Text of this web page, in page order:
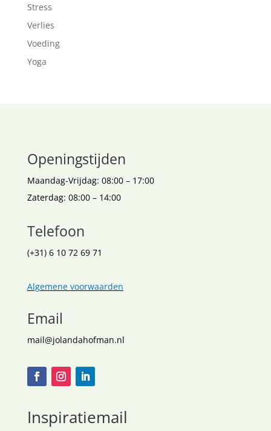
Stress
Verlies
Voeding
Yoga
Openingstijden
Maandag-Vrijdag: 08:00 – 17:00
Zaterdag: 08:00 – 14:00
Telefoon
(+31) 6 10 72 69 71
Algemene voorwaarden
Email
mail@jolandahofman.nl
Inspiratiemail